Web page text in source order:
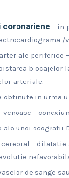
coronariene – in
/
periferice
blocajelor
arteriale.
obtinute in urma
–
ale unei ecografii
–
de sange